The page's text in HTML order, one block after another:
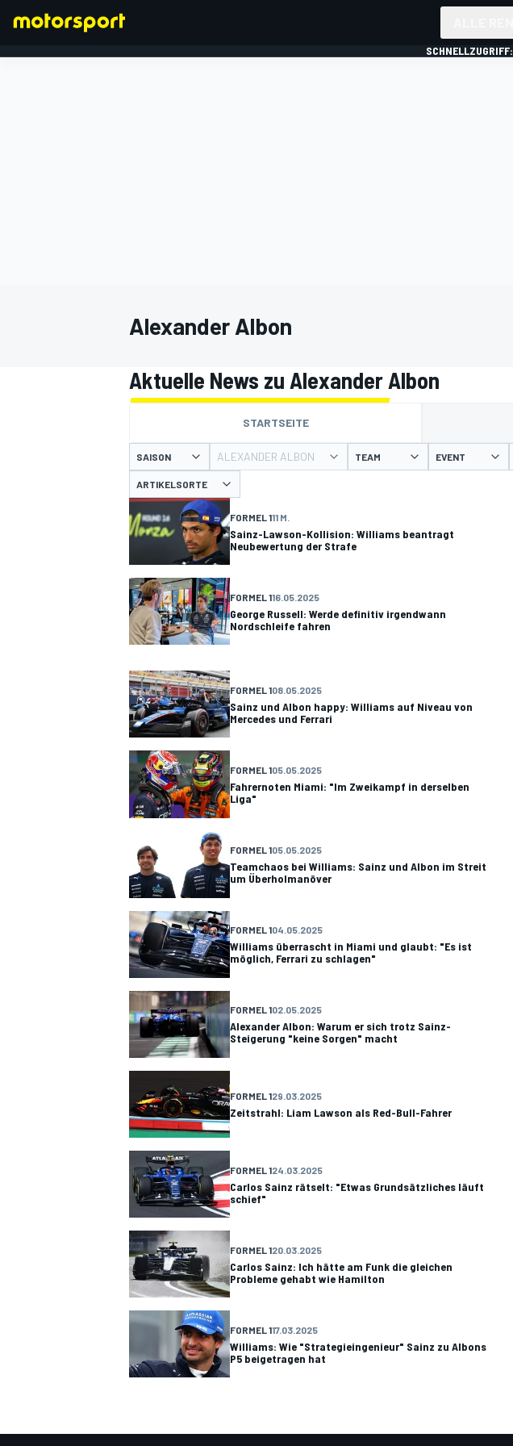
MOTOGP
DTM
SCHNELLZUGRIFF:
Alexander Albon
Aktuelle News zu Alexander Albon
STARTSEITE
SAISON ALEXANDER ALBON TEAM EVENT
ARTIKELSORTE
FORMEL 111 M.
Sainz-Lawson-Kollision: Williams beantragt
Neubewertung der Strafe
FORMEL 116.05.2025
George Russell: Werde definitiv irgendwann
Nordschleife fahren
FORMEL 108.05.2025
Sainz und Albon happy: Williams auf Niveau von
Mercedes und Ferrari
FORMEL 105.05.2025
Fahrernoten Miami: "Im Zweikampf in derselben
Liga"
FORMEL 105.05.2025
Teamchaos bei Williams: Sainz und Albon im Streit
um Überholmanöver
FORMEL 104.05.2025
Williams überrascht in Miami und glaubt: "Es ist
möglich, Ferrari zu schlagen"
FORMEL 102.05.2025
Alexander Albon: Warum er sich trotz Sainz-
Steigerung "keine Sorgen" macht
FORMEL 129.03.2025
Zeitstrahl: Liam Lawson als Red-Bull-Fahrer
FORMEL 124.03.2025
Carlos Sainz rätselt: "Etwas Grundsätzliches läuft
schief"
FORMEL 120.03.2025
Carlos Sainz: Ich hätte am Funk die gleichen
Probleme gehabt wie Hamilton
FORMEL 117.03.2025
Williams: Wie "Strategieingenieur" Sainz zu Albons
P5 beigetragen hat